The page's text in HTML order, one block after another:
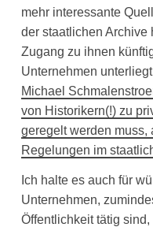
mehr interessante
der staatlichen Archive
Zugang zu ihnen
Unternehmen
Michael
von Historikern(!) zu
geregelt werden muss,
Regelungen im
Ich halte es auch für
Unternehmen,
Öffentlichkeit tätig